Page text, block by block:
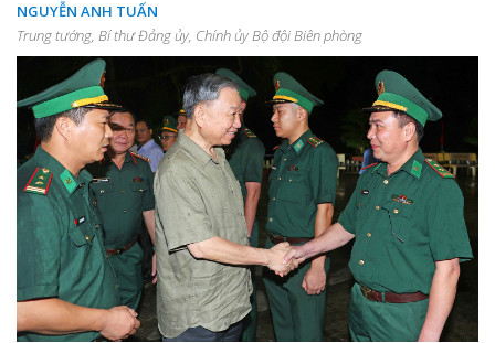
NGUYỄN ANH TUẤN
Trung tướng, Bí thư Đảng ủy, Chính ủy Bộ đội Biên phòng